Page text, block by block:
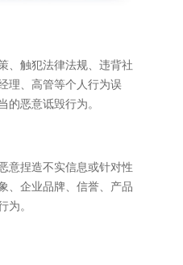
、触犯法律法规、违背社
理、高管等个人行为误
恶意诋毁行为。
意捏造不实信息或针对性
、企业品牌、信誉、产品
。